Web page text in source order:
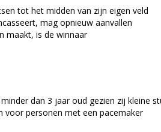
tot het midden van zijn eigen veld
mag opnieuw aanvallen
maakt, is de winnaar
dan 3 jaar oud gezien zij kleine
voor personen met een pacemaker